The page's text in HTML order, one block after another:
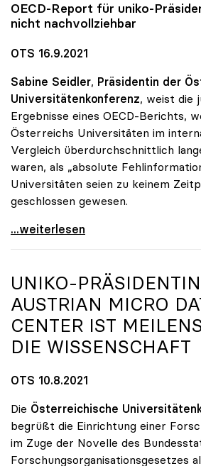
OECD-Report für uniko-
nicht nachvollziehbar
OTS 16.9.2021
Sabine Seidler, Präsidentin der
Universitätenkonferenz, weist die
Ergebnisse eines OECD-Berichts,
Österreichs Universitäten im
Vergleich überdurchschnittlich
waren, als „absolute
Universitäten seien zu keinem
geschlossen gewesen.
Österreichische Unis weisen
...weiterlesen
UNIKO-
AUSTRIAN MICRO
CENTER IST
DIE WISSENSCHAFT
OTS 10.8.2021
Die Österreichische
begrüßt die Einrichtung einer
im Zuge der Novelle des
Forschungsorganisationsgesetzes